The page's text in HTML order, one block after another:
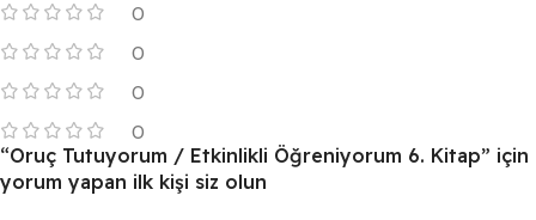
0
0
0
0
“Oruç Tutuyorum / Etkinlikli Öğreniyorum 6. Kitap” için
yorum yapan ilk kişi siz olun